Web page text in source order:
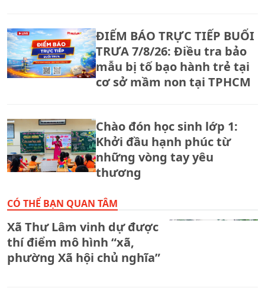
ĐIỂM BÁO TRỰC TIẾP BUỔI
TRƯA 7/8/26: Điều tra bảo
mẫu bị tố bạo hành trẻ tại
cơ sở mầm non tại TPHCM
Chào đón học sinh lớp 1:
Khởi đầu hạnh phúc từ
những vòng tay yêu
thương
CÓ THỂ BẠN QUAN TÂM
Xã Thư Lâm vinh dự được
thí điểm mô hình “xã,
phường Xã hội chủ nghĩa”